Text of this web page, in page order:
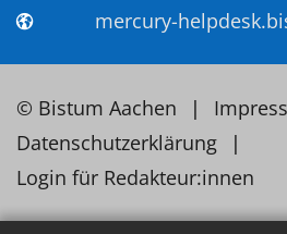
mercury-
© Bistum Aachen
Datenschutzerklärung
Login für Redakteur:innen